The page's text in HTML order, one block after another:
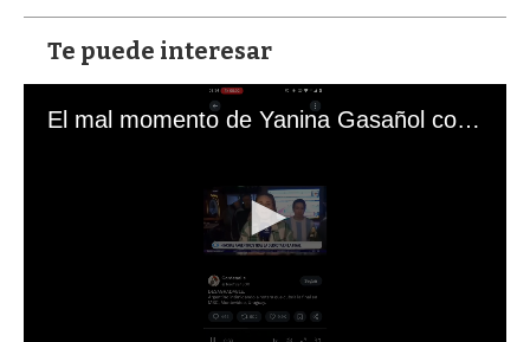
Te puede interesar
El mal momento de Yanina Gasañol con un hincha argentino en "Subrayado"